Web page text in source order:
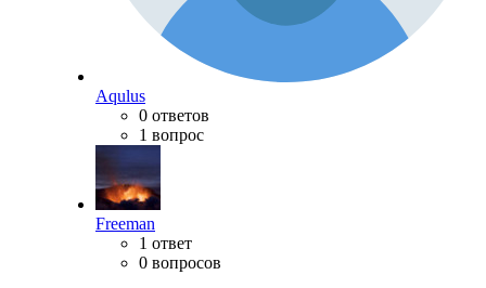
Aqulus
0 ответов
1 вопрос
Freeman
1 ответ
0 вопросов